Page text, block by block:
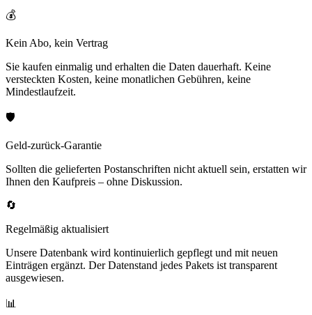
💰
Kein Abo, kein Vertrag
Sie kaufen einmalig und erhalten die Daten dauerhaft. Keine
versteckten Kosten, keine monatlichen Gebühren, keine
Mindestlaufzeit.
🛡️
Geld-zurück-Garantie
Sollten die gelieferten Postanschriften nicht aktuell sein, erstatten wir
Ihnen den Kaufpreis – ohne Diskussion.
🔄
Regelmäßig aktualisiert
Unsere Datenbank wird kontinuierlich gepflegt und mit neuen
Einträgen ergänzt. Der Datenstand jedes Pakets ist transparent
ausgewiesen.
📊